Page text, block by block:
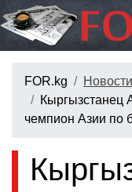
FOR.kg
Кыргызстанец
чемпион Азии по